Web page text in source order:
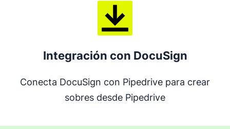
Integración con DocuSign
Conecta DocuSign con Pipedrive para crear
sobres desde Pipedrive